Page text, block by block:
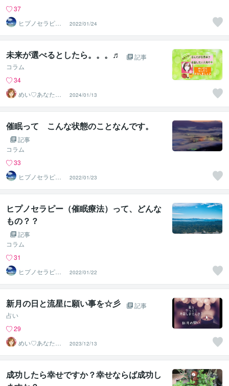
37
ヒプノセラピス
トはつか（ＨＣ
ＲＯＯＭ）
2022/01/24
未来が選べるとしたら。。。♬
記事
コラム
34
めい♡あなたの
陽だまりセラピ
スト
2024/01/13
催眠って こんな状態のことなんです。
記事
コラム
33
ヒプノセラピス
トはつか（ＨＣ
ＲＯＯＭ）
2022/01/23
ヒプノセラピー（催眠療法）って、どんな
もの？？
記事
コラム
31
ヒプノセラピス
トはつか（ＨＣ
ＲＯＯＭ）
2022/01/22
新月の日と流星に願い事を☆彡
記事
占い
29
めい♡あなたの
陽だまりセラピ
スト
2023/12/13
成功したら幸せですか？幸せならば成功し